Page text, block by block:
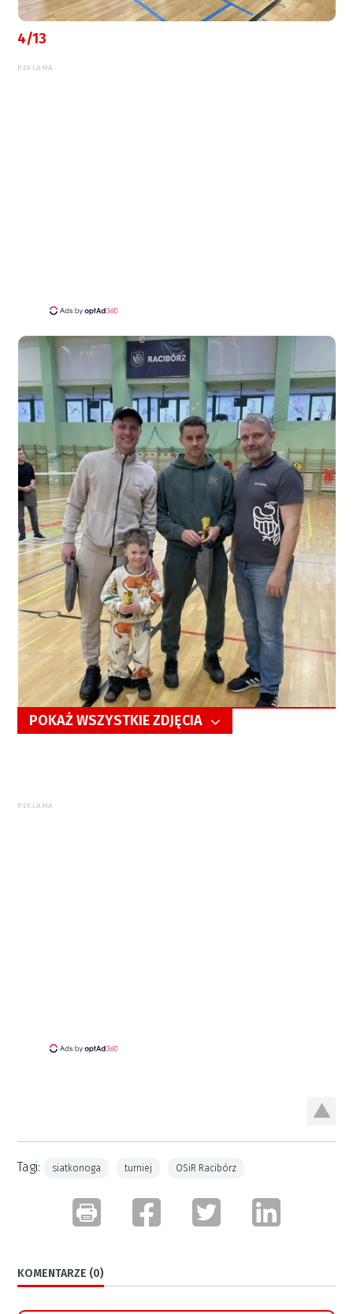
4/13
REKLAMA
POKAŻ WSZYSTKIE ZDJĘCIA
REKLAMA
Tagi: siatkonoga turniej OSiR Racibórz
KOMENTARZE (0)